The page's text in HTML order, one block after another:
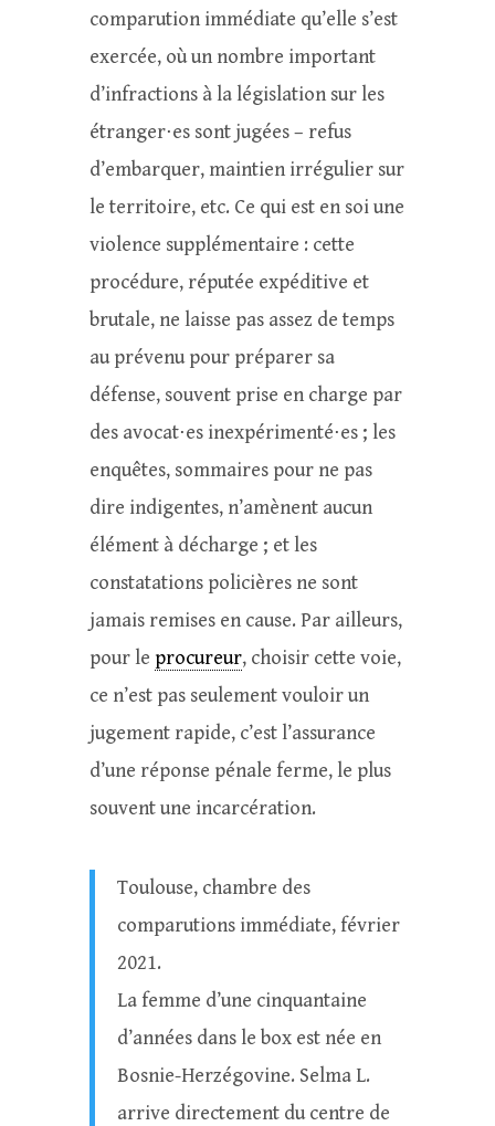
comparution immédiate qu’elle s’est
exercée, où un nombre important
d’infractions à la législation sur les
étranger⋅es sont jugées – refus
d’embarquer, maintien irrégulier sur
le territoire, etc. Ce qui est en soi une
violence supplémentaire : cette
procédure, réputée expéditive et
brutale, ne laisse pas assez de temps
au prévenu pour préparer sa
défense, souvent prise en charge par
des avocat⋅es inexpérimenté⋅es ; les
enquêtes, sommaires pour ne pas
dire indigentes, n’amènent aucun
élément à décharge ; et les
constatations policières ne sont
jamais remises en cause. Par ailleurs,
pour le procureur, choisir cette voie,
ce n’est pas seulement vouloir un
jugement rapide, c’est l’assurance
d’une réponse pénale ferme, le plus
souvent une incarcération.
Toulouse, chambre des
comparutions immédiate, février
2021.
La femme d’une cinquantaine
d’années dans le box est née en
Bosnie-Herzégovine. Selma L.
arrive directement du centre de